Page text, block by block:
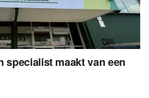
specialist maakt van een